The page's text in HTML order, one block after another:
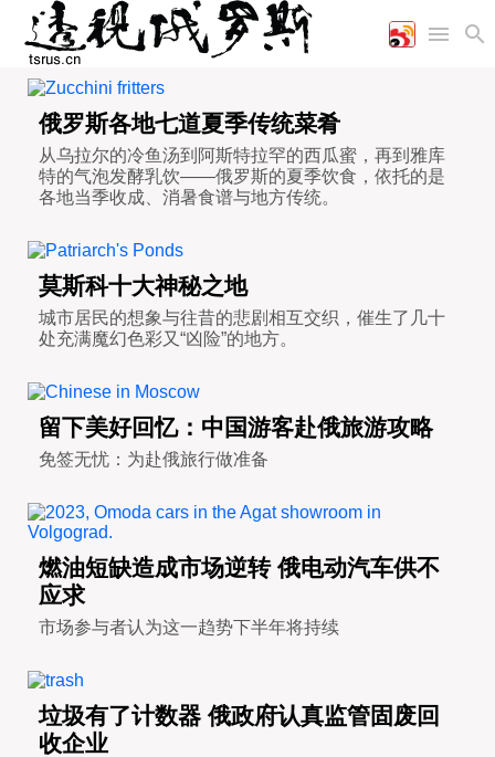
首页
国际
时政
军事
空军
海军
陆军
军事合作
评论
经济
财经
商业
工业
能源
农业
科技
社会
文化
文艺
教育
美食
娱乐
历史
图片新闻
高清图片
漫画
视频
图表
俄罗斯各地七道夏季传统菜肴
从乌拉尔的冷鱼汤到阿斯特拉罕的西瓜蜜，再到雅库
特的气泡发酵乳饮——俄罗斯的夏季饮食，依托的是
各地当季收成、消暑食谱与地方传统。
莫斯科十大神秘之地
城市居民的想象与往昔的悲剧相互交织，催生了几十
处充满魔幻色彩又“凶险”的地方。
留下美好回忆：中国游客赴俄旅游攻略
免签无忧：为赴俄旅行做准备
燃油短缺造成市场逆转 俄电动汽车供不
应求
市场参与者认为这一趋势下半年将持续
垃圾有了计数器 俄政府认真监管固废回
收企业